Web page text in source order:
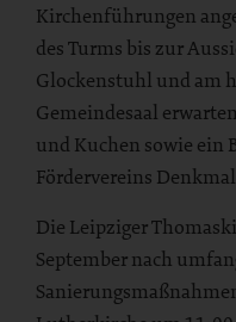
Kirchenführungen
des Turms bis zur
Glockenstuhl und am
Gemeindesaal
und Kuchen sowie ein
Fördervereins
Die Leipziger
September nach